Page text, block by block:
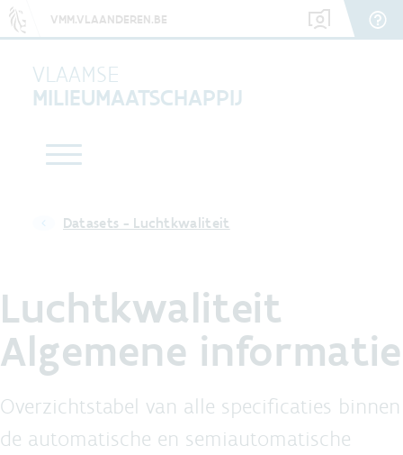
VMM.VLAANDEREN.BE
VLAAMSE
MILIEUMAATSCHAPPIJ
Datasets - Luchtkwaliteit
Luchtkwaliteit
Algemene informatie
Overzichtstabel van alle specificaties binnen
de automatische en semiautomatische